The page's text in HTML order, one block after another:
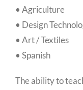
• Agriculture
• Design
• Art / Textiles
• Spanish
The ability to